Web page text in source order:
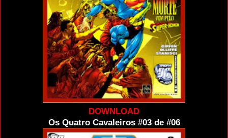
DOWNLOAD
Os Quatro Cavaleiros #03 de #06